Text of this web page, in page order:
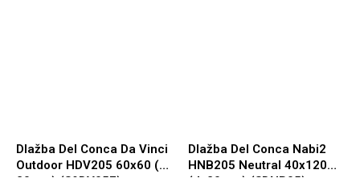
Dlažba Del Conca Da Vinci
Outdoor HDV205 60x60 (tl.
20mm) (S9DV05F)
Dlažba Del Conca Nabi2
HNB205 Neutral 40x120
(tl. 20mm) (SDNB05)